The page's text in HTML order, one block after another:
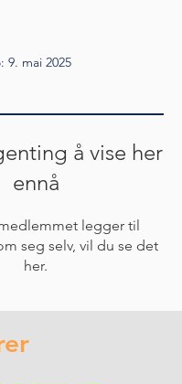
9. mai 2025
å vise her
ennå
legger til
seg selv, vil du se det
her.